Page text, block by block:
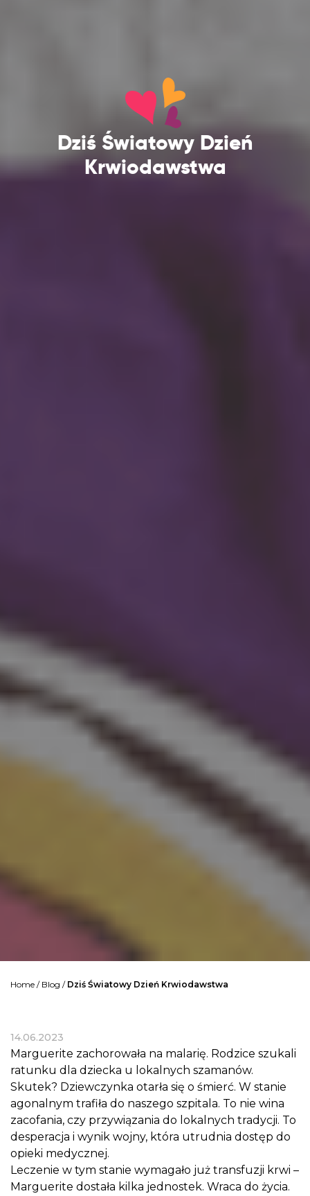
Dziś Światowy Dzień
Krwiodawstwa
Home / Blog / Dziś Światowy Dzień Krwiodawstwa
14.06.2023
Marguerite zachorowała na malarię. Rodzice szukali
ratunku dla dziecka u lokalnych szamanów.
Skutek? Dziewczynka otarła się o śmierć. W stanie
agonalnym trafiła do naszego szpitala. To nie wina
zacofania, czy przywiązania do lokalnych tradycji. To
desperacja i wynik wojny, która utrudnia dostęp do
opieki medycznej.
Leczenie w tym stanie wymagało już transfuzji krwi –
Marguerite dostała kilka jednostek. Wraca do życia.